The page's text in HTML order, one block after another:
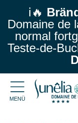
ℹ️🔥
Domaine de
normal
Teste-de-
MENÜ